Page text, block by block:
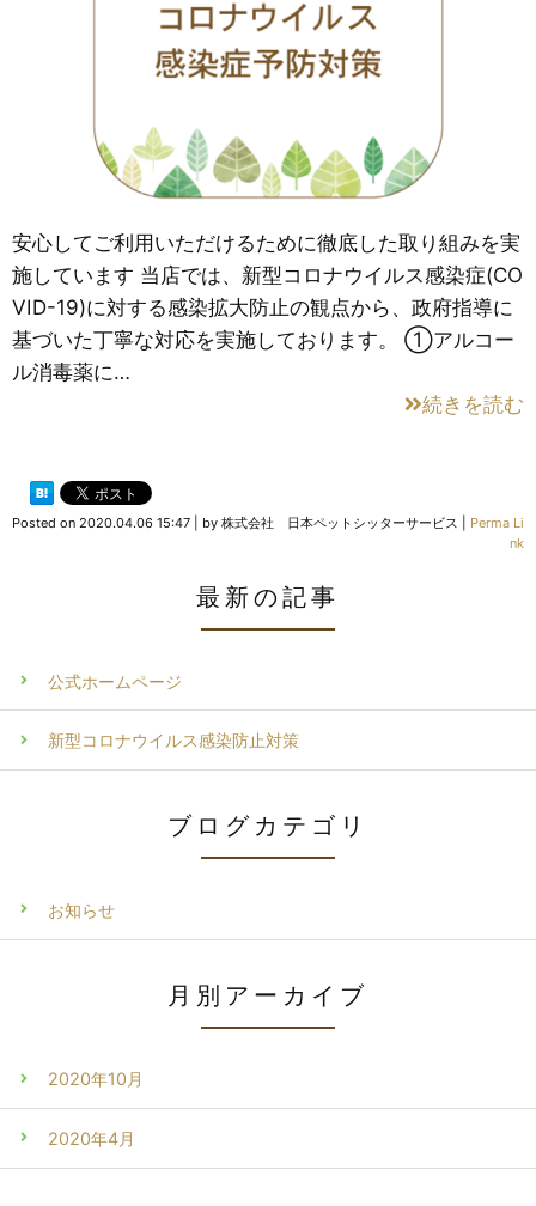
安心してご利用いただけるために徹底した取り組みを実
施しています 当店では、新型コロナウイルス感染症(CO
VID-19)に対する感染拡大防止の観点から、政府指導に
基づいた丁寧な対応を実施しております。 ①アルコー
ル消毒薬に…
続きを読む
Posted on 2020.04.06 15:47 by 株式会社 日本ペットシッターサービス
Perma Li
nk
最新の記事
公式ホームページ
新型コロナウイルス感染防止対策
ブログカテゴリ
お知らせ
月別アーカイブ
2020年10月
2020年4月